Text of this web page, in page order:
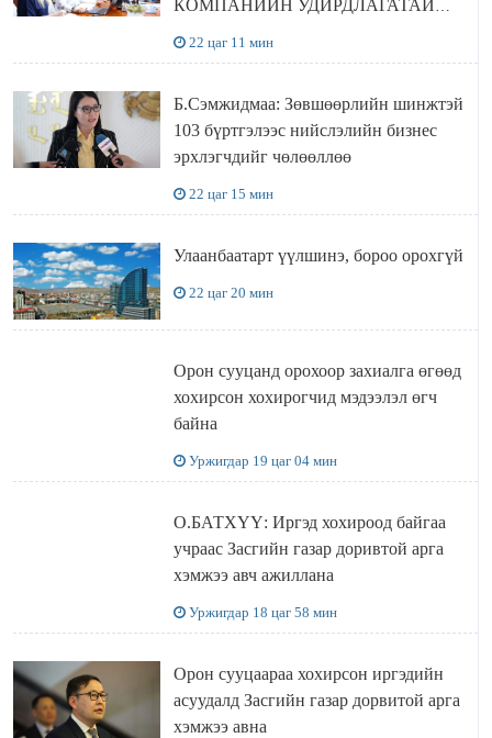
КОМПАНИЙН УДИРДЛАГАТАЙ
УУЛЗЛАА
22 цаг 11 мин
Б.Сэмжидмаа: Зөвшөөрлийн шинжтэй
103 бүртгэлээс нийслэлийн бизнес
эрхлэгчдийг чөлөөллөө
22 цаг 15 мин
Улаанбаатарт үүлшинэ, бороо орохгүй
22 цаг 20 мин
Орон сууцанд орохоор захиалга өгөөд
хохирсон хохирогчид мэдээлэл өгч
байна
Уржигдар 19 цаг 04 мин
О.БАТХҮҮ: Иргэд хохироод байгаа
учраас Засгийн газар доривтой арга
хэмжээ авч ажиллана
Уржигдар 18 цаг 58 мин
Орон сууцаараа хохирсон иргэдийн
асуудалд Засгийн газар дорвитой арга
хэмжээ авна